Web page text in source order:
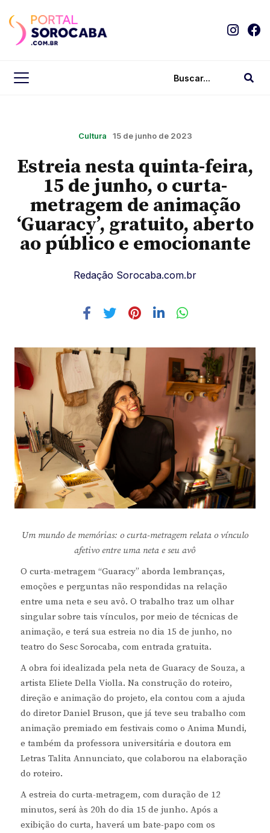
Cultura 15 de junho de 2023
Estreia nesta quinta-feira,
15 de junho, o curta-
metragem de animação
‘Guaracy’, gratuito, aberto
ao público e emocionante
Redação Sorocaba.com.br
Um mundo de memórias: o curta-metragem relata o vínculo
afetivo entre uma neta e seu avô
O curta-metragem “Guaracy” aborda lembranças,
emoções e perguntas não respondidas na relação
entre uma neta e seu avô. O trabalho traz um olhar
singular sobre tais vínculos, por meio de técnicas de
animação, e terá sua estreia no dia 15 de junho, no
teatro do Sesc Sorocaba, com entrada gratuita.
A obra foi idealizada pela neta de Guaracy de Souza, a
artista Eliete Della Violla. Na construção do roteiro,
direção e animação do projeto, ela contou com a ajuda
do diretor Daniel Bruson, que já teve seu trabalho com
animação premiado em festivais como o Anima Mundi,
e também da professora universitária e doutora em
Letras Talita Annunciato, que colaborou na elaboração
do roteiro.
A estreia do curta-metragem, com duração de 12
minutos, será às 20h do dia 15 de junho. Após a
exibição do curta, haverá um bate-papo com os